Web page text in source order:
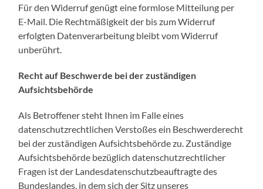
Für den Widerruf genügt eine formlose Mitteilung per
E-Mail. Die Rechtmäßigkeit der bis zum Widerruf
erfolgten Datenverarbeitung bleibt vom Widerruf
unberührt.
Recht auf Beschwerde bei der zuständigen
Aufsichtsbehörde
Als Betroffener steht Ihnen im Falle eines
datenschutzrechtlichen Verstoßes ein Beschwerderecht
bei der zuständigen Aufsichtsbehörde zu. Zuständige
Aufsichtsbehörde bezüglich datenschutzrechtlicher
Fragen ist der Landesdatenschutzbeauftragte des
Bundeslandes, in dem sich der Sitz unseres